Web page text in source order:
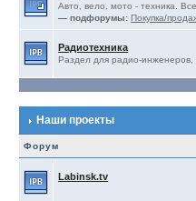
Авто, вело, мото - техника.
— подфорумы: Покупка/
Радиотехника
Раздел для радио-инженеров,
Наши проекты
Форум
Labinsk.tv